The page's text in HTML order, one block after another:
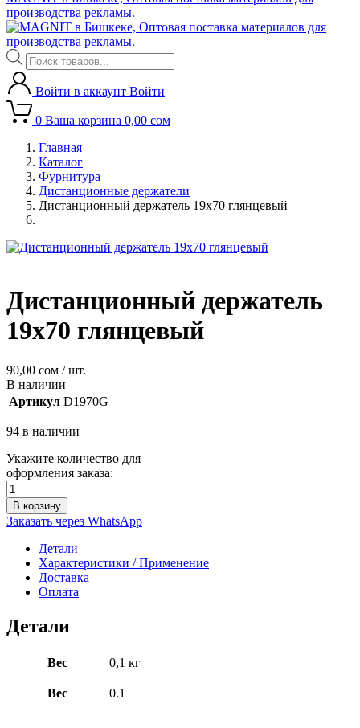
производства рекламы.
Поиск
товаров
Войти в аккаунт Войти
0 Ваша корзина 0,00 сом
Главная
Каталог
Фурнитура
Дистанционные держатели
Дистанционный держатель 19х70 глянцевый
Дистанционный держатель
19х70 глянцевый
90,00 сом / шт.
В наличии
Артикул D1970G
94 в наличии
Укажите количество для
оформления заказа:
В корзину
Заказать через WhatsApp
Детали
Характеристики / Применение
Доставка
Оплата
Детали
Вес 0,1 кг
Вес 0.1